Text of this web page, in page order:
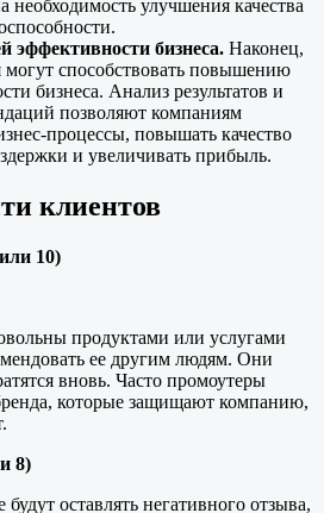
необходимость улучшения качества
бизнеса. Наконец,
могут способствовать повышению
бизнеса. Анализ результатов и
позволяют компаниям
процессы, повышать качество
и увеличивать прибыль.
клиентов
10)
продуктами или услугами
ее другим людям. Они
вновь. Часто промоутеры
которые защищают компанию,
8)
оставлять негативного отзыва,